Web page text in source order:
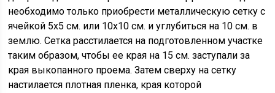
необходимо только приобрести металлическую сетку с
ячейкой 5х5 см. или 10х10 см. и углубиться на 10 см. в
землю. Сетка расстилается на подготовленном участке
таким образом, чтобы ее края на 15 см. заступали за
края выкопанного проема. Затем сверху на сетку
настилается плотная пленка, края которой